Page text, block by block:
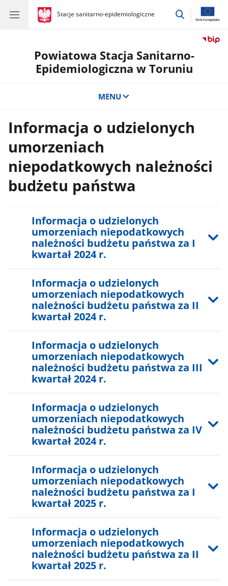
gov.pl
Stacje sanitarno-epidemiologiczne
gov.pl
Stacje
przejdź
Powiatowa Stacja Sanitarno-
Epidemiologiczna w Toruniu
MENU
Informacja o udzielonych
umorzeniach
niepodatkowych należności
budżetu państwa
Informacja o udzielonych
umorzeniach niepodatkowych
należności budżetu państwa za I
kwartał 2024 r.
Informacja o udzielonych
umorzeniach niepodatkowych
należności budżetu państwa za II
kwartał 2024 r.
Informacja o udzielonych
umorzeniach niepodatkowych
należności budżetu państwa za III
kwartał 2024 r.
Informacja o udzielonych
umorzeniach niepodatkowych
należności budżetu państwa za IV
kwartał 2024 r.
Informacja o udzielonych
umorzeniach niepodatkowych
należności budżetu państwa za I
kwartał 2025 r.
Informacja o udzielonych
umorzeniach niepodatkowych
należności budżetu państwa za II
kwartał 2025 r.